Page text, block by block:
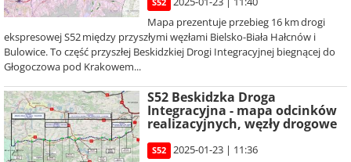
S52
Mapa prezentuje przebieg 16 km drogi
ekspresowej S52 między przyszłymi węzłami Bielsko-Biała Hałcnów i
Bulowice. To część przyszłej Beskidzkiej Drogi Integracyjnej biegnącej do
Głogoczowa pod Krakowem...
S52 Beskidzka Droga
Integracyjna - mapa odcinków
realizacyjnych, węzły drogowe
S52
2025-01-23 | 11:36